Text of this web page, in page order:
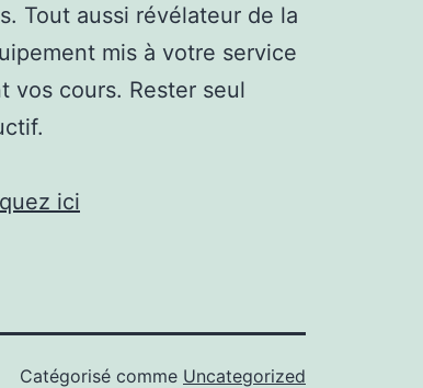
Tout aussi révélateur de la
mis à votre service
vos cours. Rester seul
ici
Catégorisé comme Uncategorized